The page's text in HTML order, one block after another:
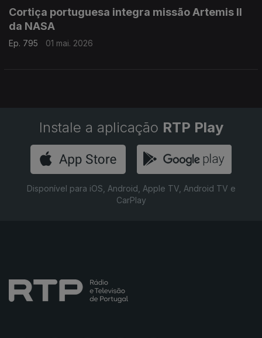
Cortiça portuguesa integra missão Artemis II
da NASA
Ep. 795 01 mai. 2026
Instale a aplicação RTP Play
Disponível para iOS, Android, Apple TV, Android TV e
CarPlay